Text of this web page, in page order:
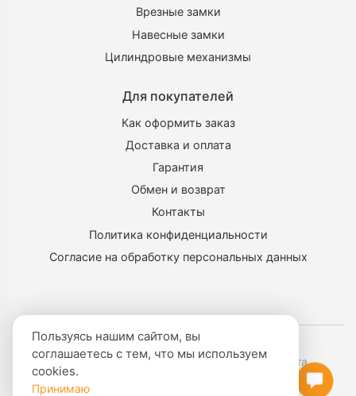
Врезные замки
Навесные замки
Цилиндровые механизмы
Для покупателей
Как оформить заказ
Доставка и оплата
Гарантия
Обмен и возврат
Контакты
Политика конфиденциальности
Согласие на обработку персональных данных
© 2022 «Ключи Замки»
Политика конфиденциальности
Карта сайта
Данный сайт носит информационный характер и не
Пользуясь нашим сайтом, вы
соглашаетесь с тем, что мы используем
cookies.
Принимаю